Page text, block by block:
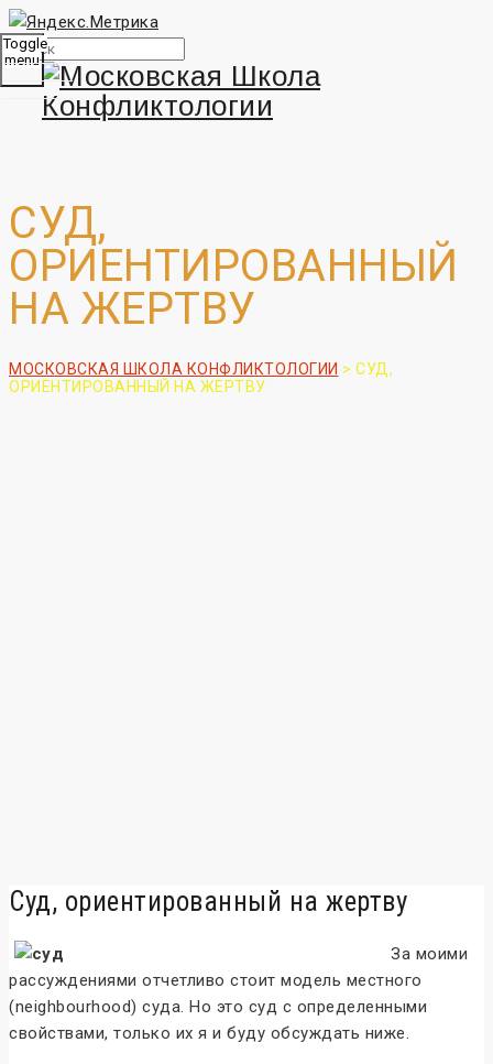
Toggle
menu
СУД,
ОРИЕНТИРОВАННЫЙ
НА ЖЕРТВУ
МОСКОВСКАЯ ШКОЛА КОНФЛИКТОЛОГИИ > СУД,
ОРИЕНТИРОВАННЫЙ НА ЖЕРТВУ
Суд, ориентированный на жертву
За моими
рассуждениями отчетливо стоит модель местного
(neighbourhood) суда. Но это суд с определенными
свойствами, только их я и буду обсуждать ниже.